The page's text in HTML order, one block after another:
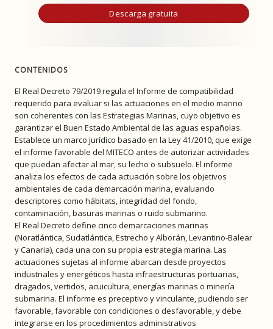
Descarga gratuita
CONTENIDOS
El Real Decreto 79/2019 regula el Informe de compatibilidad
requerido para evaluar si las actuaciones en el medio marino
son coherentes con las Estrategias Marinas, cuyo objetivo es
garantizar el Buen Estado Ambiental de las aguas españolas.
Establece un marco jurídico basado en la Ley 41/2010, que exige
el informe favorable del MITECO antes de autorizar actividades
que puedan afectar al mar, su lecho o subsuelo. El informe
analiza los efectos de cada actuación sobre los objetivos
ambientales de cada demarcación marina, evaluando
descriptores como hábitats, integridad del fondo,
contaminación, basuras marinas o ruido submarino.
El Real Decreto define cinco demarcaciones marinas
(Noratlántica, Sudatlántica, Estrecho y Alborán, Levantino-Balear
y Canaria), cada una con su propia estrategia marina. Las
actuaciones sujetas al informe abarcan desde proyectos
industriales y energéticos hasta infraestructuras portuarias,
dragados, vertidos, acuicultura, energías marinas o minería
submarina. El informe es preceptivo y vinculante, pudiendo ser
favorable, favorable con condiciones o desfavorable, y debe
integrarse en los procedimientos administrativos